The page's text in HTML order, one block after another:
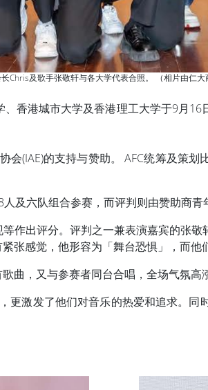
长Chris及歌手张敬轩与各大学代表合照。 （相片由仁
香港城市大学及香港理工大学于9月
(IAE)的支持与赞助。 AFC统筹及策
及六队组合参赛，而评判则由赞助商青
作出评分。评判之一兼表演嘉宾的张
感觉，他形容为「舞台恐惧」，而他
，又与参赛者同台合唱，全场气氛高
更激发了他们对音乐的热爱和追求。